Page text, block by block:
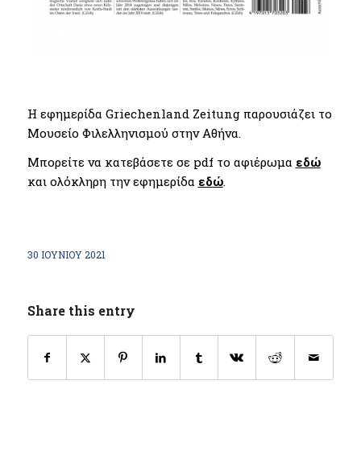
Η εφημερίδα Griechenland Zeitung παρουσιάζει το
Μουσείο Φιλελληνισμού στην Αθήνα.
Μπορείτε να κατεβάσετε σε pdf το αφιέρωμα εδώ
και ολόκληρη την εφημερίδα εδώ.
30 ΙΟΥΝΊΟΥ 2021
Share this entry